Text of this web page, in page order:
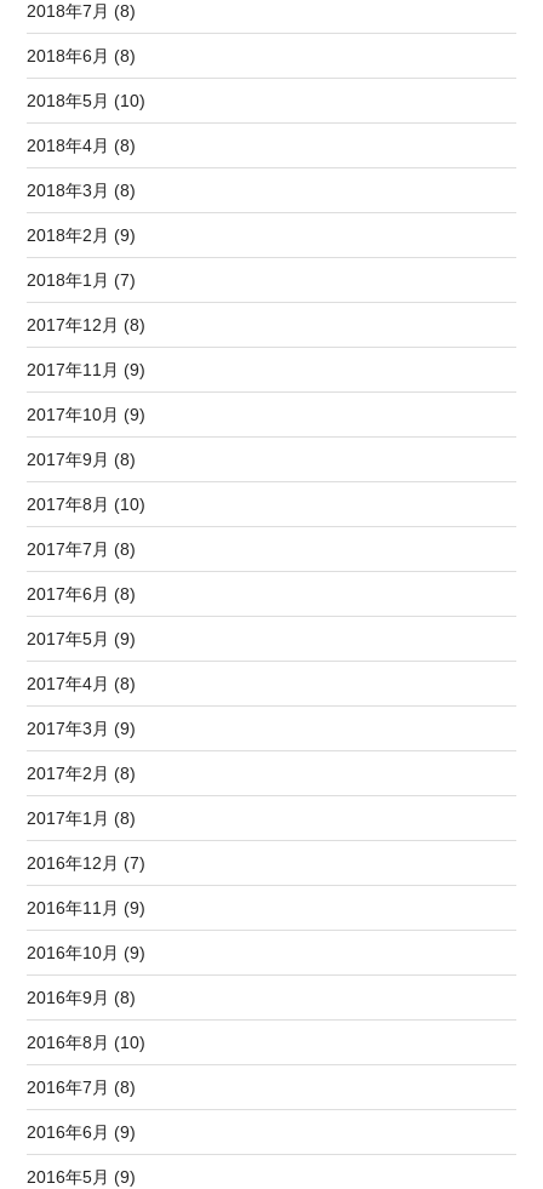
2018年7月 (8)
2018年6月 (8)
2018年5月 (10)
2018年4月 (8)
2018年3月 (8)
2018年2月 (9)
2018年1月 (7)
2017年12月 (8)
2017年11月 (9)
2017年10月 (9)
2017年9月 (8)
2017年8月 (10)
2017年7月 (8)
2017年6月 (8)
2017年5月 (9)
2017年4月 (8)
2017年3月 (9)
2017年2月 (8)
2017年1月 (8)
2016年12月 (7)
2016年11月 (9)
2016年10月 (9)
2016年9月 (8)
2016年8月 (10)
2016年7月 (8)
2016年6月 (9)
2016年5月 (9)